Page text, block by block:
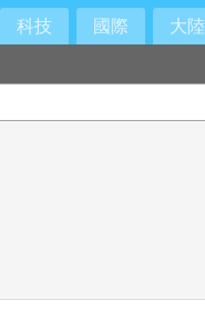
科技 國際 大陸